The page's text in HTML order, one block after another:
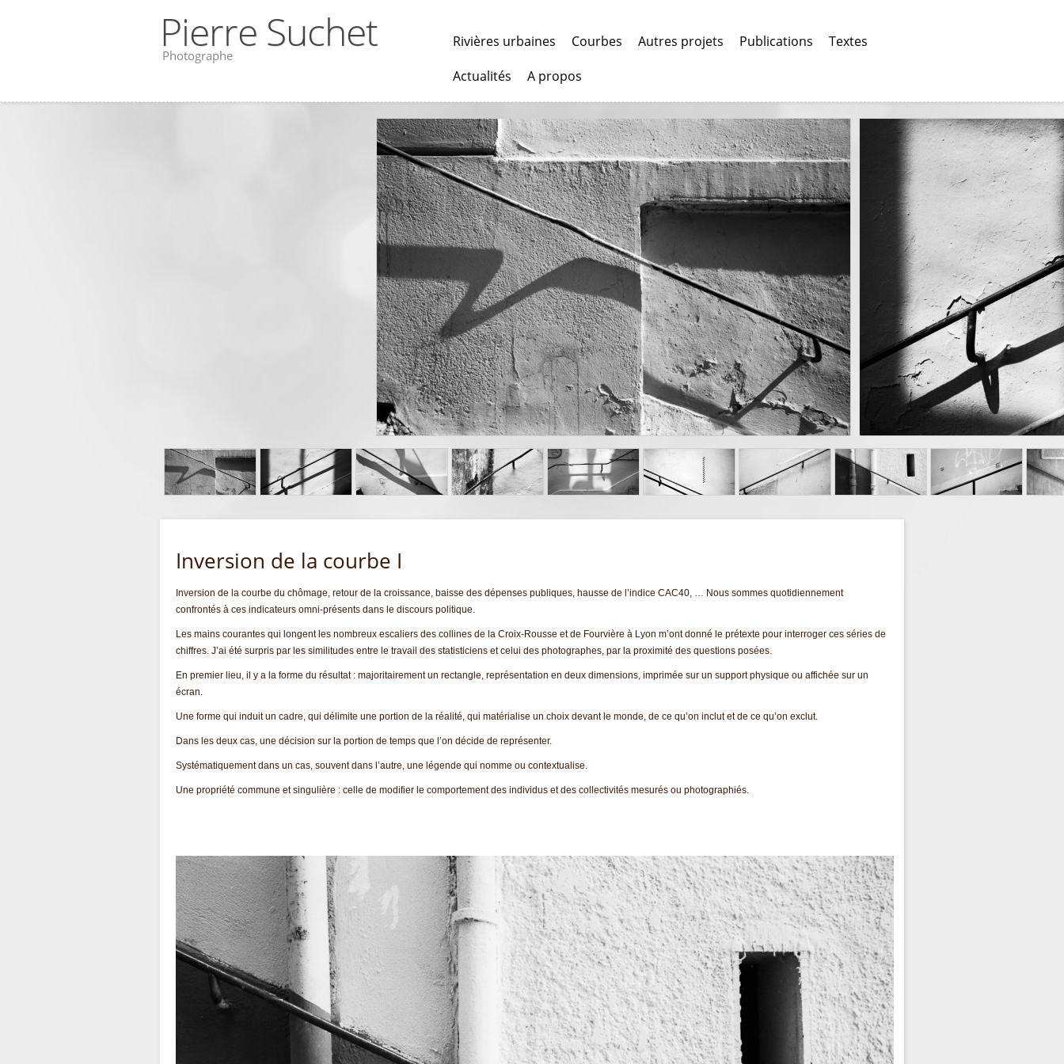
Pierre Suchet
Photographe
Rivières urbaines Courbes Autres projets Publications
Textes
Actualités
A propos
Inversion de la courbe I
Inversion de la courbe du chômage, retour de la croissance, baisse des dépenses publiques, hausse de l’indice CAC40, … Nous sommes quotidiennement
confrontés à ces indicateurs omni-présents dans le discours politique.
Les mains courantes qui longent les nombreux escaliers des collines de la Croix-Rousse et de Fourvière à Lyon m’ont donné le prétexte pour interroger ces séries de
chiffres. J’ai été surpris par les similitudes entre le travail des statisticiens et celui des photographes, par la proximité des questions posées.
En premier lieu, il y a la forme du résultat : majoritairement un rectangle, représentation en deux dimensions, imprimée sur un support physique ou affichée sur un
écran.
Une forme qui induit un cadre, qui délimite une portion de la réalité, qui matérialise un choix devant le monde, de ce qu’on inclut et de ce qu’on exclut.
Dans les deux cas, une décision sur la portion de temps que l’on décide de représenter.
Systématiquement dans un cas, souvent dans l’autre, une légende qui nomme ou contextualise.
Une propriété commune et singulière : celle de modifier le comportement des individus et des collectivités mesurés ou photographiés.